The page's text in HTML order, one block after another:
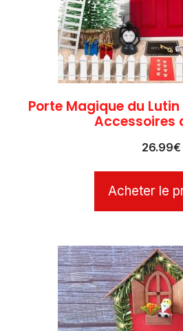
Porte Magique du
Accessoires
26.99€
Acheter le